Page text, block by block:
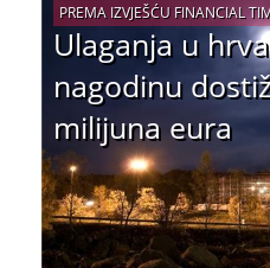
Ulaganja u
nagodinu
milijuna eura
PREMA IZVJEŠĆU FINANCIAL